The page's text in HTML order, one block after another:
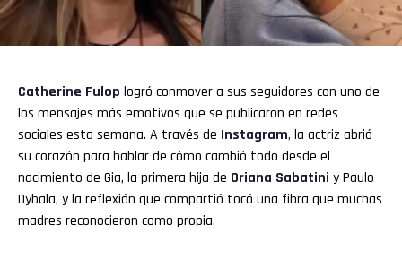
Catherine Fulop logró conmover a sus seguidores con uno de
los mensajes más emotivos que se publicaron en redes
sociales esta semana. A través de Instagram, la actriz abrió
su corazón para hablar de cómo cambió todo desde el
nacimiento de Gia, la primera hija de Oriana Sabatini y Paulo
Dybala, y la reflexión que compartió tocó una fibra que muchas
madres reconocieron como propia.
Email